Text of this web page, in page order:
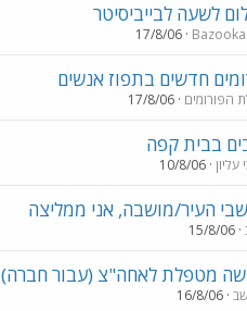
לשעה לבייביסיטר
Bazooka
17/8/06
חדשים בתפוז אנשים
הפורומים 17/8/06
בבית קפה
עליון 10/8/06
העיר/מושבה, אני ממליצה
15/8/06
מטפלת לאחה"צ (עבור חברה)
16/8/06